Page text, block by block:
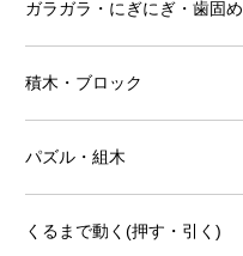
ガラガラ・にぎにぎ・歯固め
積木・ブロック
パズル・組木
くるまで動く(押す・引く)